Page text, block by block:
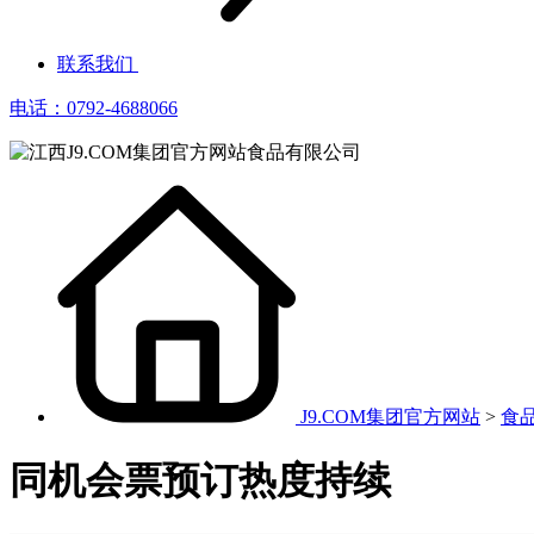
联系我们
电话：0792-4688066
J9.COM集团官方网站 > 食
同机会票预订热度持续